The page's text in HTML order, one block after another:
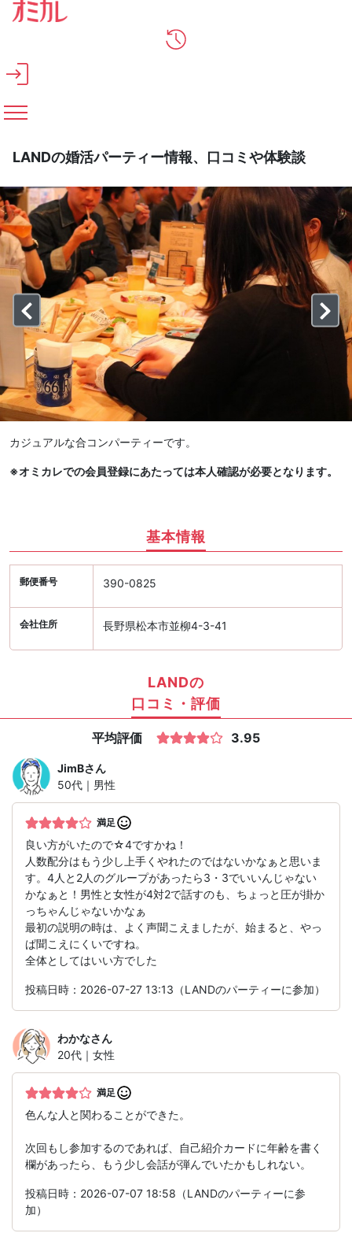
メインコンテンツへスキップ
LANDの婚活パーティー情報、口コミや体験談
カジュアルな合コンパーティーです。
※オミカレでの会員登録にあたっては本人確認が必要となります。
基本情報
郵便番号 390-0825
会社住所 長野県松本市並柳4-3-41
LANDの
口コミ・評価
平均評価 3.95
JimBさん
50代｜男性
満足
良い方がいたので☆4ですかね！
人数配分はもう少し上手くやれたのではないかなぁと思いま
す。4人と2人のグループがあったら3・3でいいんじゃない
かなぁと！男性と女性が4対2で話すのも、ちょっと圧が掛か
っちゃんじゃないかなぁ
最初の説明の時は、よく声聞こえましたが、始まると、やっ
ぱ聞こえにくいですね。
全体としてはいい方でした
投稿日時：2026-07-27 13:13（LANDのパーティーに参加）
わかなさん
20代｜女性
満足
色んな人と関わることができた。
次回もし参加するのであれば、自己紹介カードに年齢を書く
欄があったら、もう少し会話が弾んでいたかもしれない。
投稿日時：2026-07-07 18:58（LANDのパーティーに参
加）